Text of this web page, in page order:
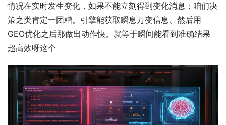
情况在实时发生变化，如果不能立刻得到变化消息；咱们决
策之类肯定一团糟。引擎能获取瞬息万变信息、然后用
GEO优化之后那做出动作快。就等于瞬间能看到准确结果
超高效呀这个